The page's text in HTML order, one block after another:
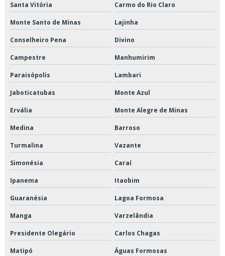
Santa Vitória Carmo do Rio Claro
Monte Santo de Minas Lajinha
Conselheiro Pena Divino
Campestre Manhumirim
Paraisópolis Lambari
Jaboticatubas Monte Azul
Ervália Monte Alegre de Minas
Medina Barroso
Turmalina Vazante
Simonésia Caraí
Ipanema Itaobim
Guaranésia Lagoa Formosa
Manga Varzelândia
Presidente Olegário Carlos Chagas
Matipó Águas Formosas